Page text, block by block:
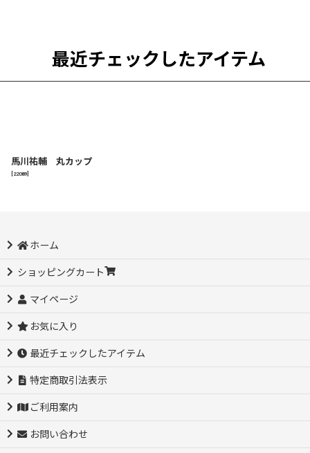
最近チェックしたアイテム
馬川祐輔 丸カップ
22089
ホーム
ショッピングカート
マイページ
お気に入り
最近チェックしたアイテム
特定商取引法表示
ご利用案内
お問い合わせ